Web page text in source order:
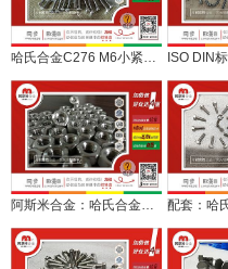
哈氏合金C276 M6小紧固件，配套药化机械小设备